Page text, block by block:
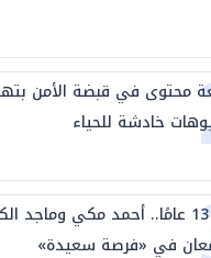
محتوى في قبضة الأمن
خادشة للحياء
بعد 13 عامًا.. أحمد مكي وماجد
في «فرصة سعيدة»